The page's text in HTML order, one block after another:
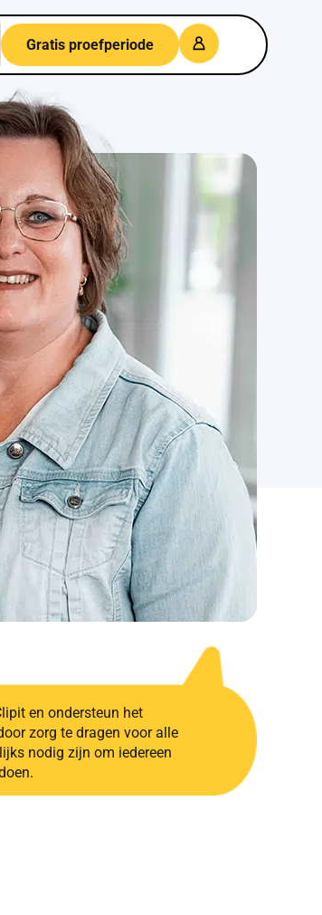
Gratis proefperiode
en ondersteun het
zorg te dragen voor alle
nodig zijn om iedereen